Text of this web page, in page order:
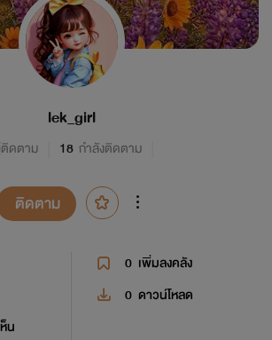
lek_girl
ดตาม 18 กำลังติดตาม
ติดตาม
0 เพิ่มลงคลัง
0 ดาวน์โหลด
น